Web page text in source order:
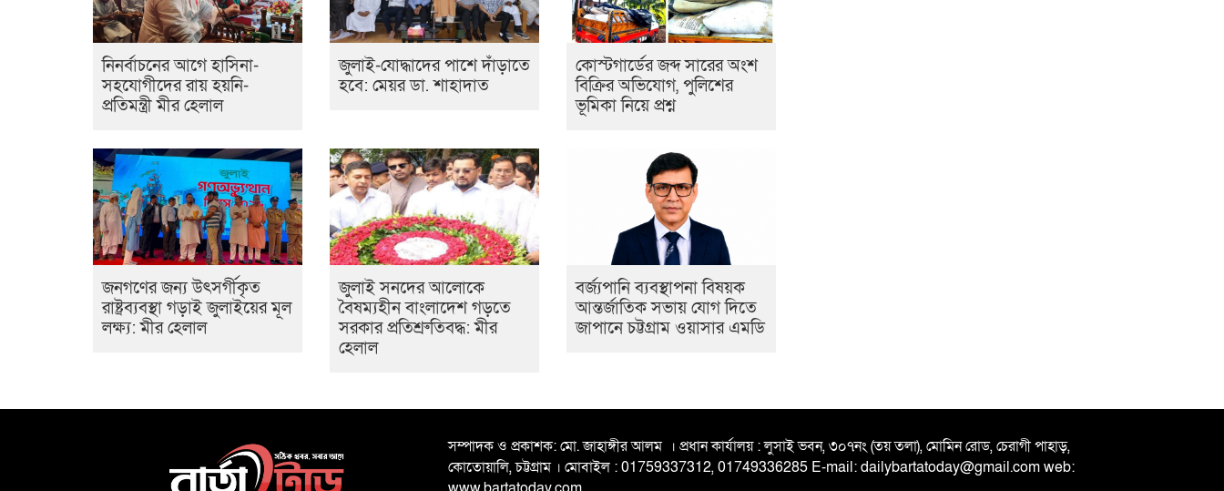
নিনর্বাচনের আগে হাসিনা-
সহযোগীদের রায় হয়নি-
প্রতিমন্ত্রী মীর হেলাল
জুলাই-যোদ্ধাদের পাশে দাঁড়াতে
হবে: মেয়র ডা. শাহাদাত
কোস্টগার্ডের জব্দ সারের অংশ
বিক্রির অভিযোগ, পুলিশের
ভূমিকা নিয়ে প্রশ্ন
জনগণের জন্য উৎসর্গীকৃত
রাষ্ট্রব্যবস্থা গড়াই জুলাইয়ের মূল
লক্ষ্য: মীর হেলাল
জুলাই সনদের আলোকে
বৈষম্যহীন বাংলাদেশ গড়তে
সরকার প্রতিশ্রুতিবদ্ধ: মীর
হেলাল
বর্জ্যপানি ব্যবস্থাপনা বিষয়ক
আন্তর্জাতিক সভায় যোগ দিতে
জাপানে চট্টগ্রাম ওয়াসার এমডি
সম্পাদক ও প্রকাশক: মো. জাহাঙ্গীর আলম । প্রধান কার্যালয় : লুসাই ভবন, ৩০৭নং (তয় তলা), মোমিন রোড, চেরাগী পাহাড়,
কোতোয়ালি, চট্টগ্রাম । মোবাইল : 01759337312, 01749336285 E-mail: dailybartatoday@gmail.com web: